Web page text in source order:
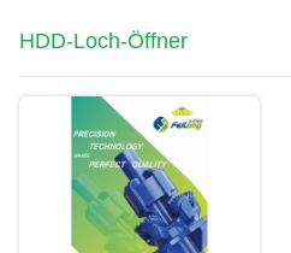
HDD-Loch-Öffner